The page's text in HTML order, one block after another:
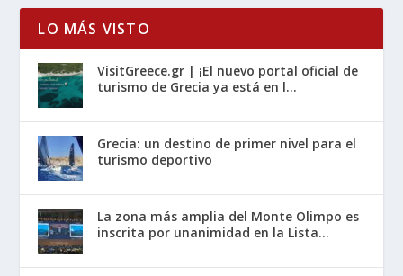
LO MÁS VISTO
VisitGreece.gr | ¡El nuevo portal oficial de
turismo de Grecia ya está en l...
Grecia: un destino de primer nivel para el
turismo deportivo
La zona más amplia del Monte Olimpo es
inscrita por unanimidad en la Lista...